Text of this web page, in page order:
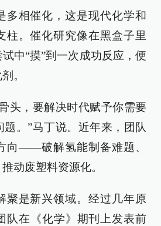
多相催化，这是现代化学和
柱。催化研究像在黑盒子里
中“摸”到一次成功反应，便
。
头，要解决时代赋予你需要
。”马丁说。近年来，团队
向——破解氢能制备难题、
动废塑料资源化。
聚是新兴领域。经过几年原
队在《化学》期刊上发表前